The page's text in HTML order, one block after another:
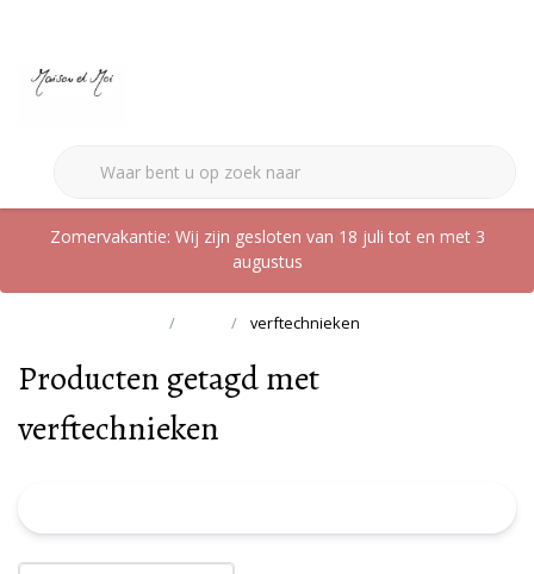
Zomervakantie: Wij zijn gesloten van 18 juli tot en met 3
augustus
verftechnieken
Producten getagd met
verftechnieken